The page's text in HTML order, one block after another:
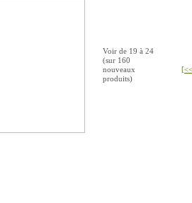
Voir de 19 à 24
(sur 160
nouveaux
produits)